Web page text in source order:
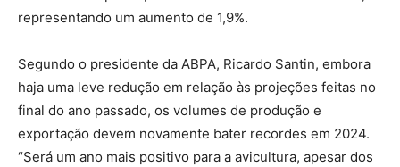
representando um aumento de 1,9%.
Segundo o presidente da ABPA, Ricardo Santin, embora
haja uma leve redução em relação às projeções feitas no
final do ano passado, os volumes de produção e
exportação devem novamente bater recordes em 2024.
“Será um ano mais positivo para a avicultura, apesar dos